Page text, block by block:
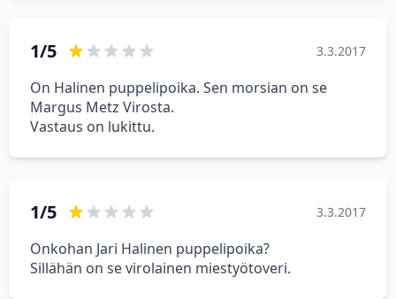
1/5 3.3.2017
On Halinen puppelipoika. Sen morsian on se
Margus Metz Virosta.
Vastaus on lukittu.
1/5 3.3.2017
Onkohan Jari Halinen puppelipoika?
Sillähän on se virolainen miestyötoveri.